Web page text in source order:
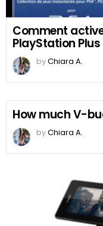
Comment
PlayStation Plus
byChiara A.
How much V-
byChiara A.